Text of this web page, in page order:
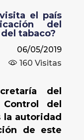
el país
del
tabaco?
06/05/2019
160 Visitas
del
del
la autoridad
de este